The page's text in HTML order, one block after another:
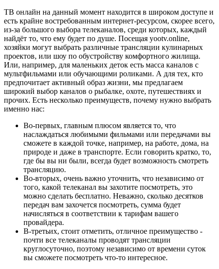
ТВ онлайн на данный момент находится в широком доступе и
есть крайне востребованным интернет-ресурсом, скорее всего,
из-за большого выбора телеканалов, среди которых, каждый
найдёт то, что ему будет по душе. Посещая yootv.online,
хозяйки могут выбрать различные трансляции кулинарных
проектов, или шоу по обустройству комфортного жилища.
Или, например, для маленьких деток есть масса каналов с
мультфильмами или обучающими роликами. А для тех, кто
предпочитает активный образ жизни, мы предлагаем
широкий выбор каналов о рыбалке, охоте, путешествиях и
прочих. Есть несколько преимуществ, почему нужно выбрать
именно нас:
Во-первых, главным плюсом является то, что
наслаждаться любимыми фильмами или передачами вы
сможете в каждой точке, например, на работе, дома, на
природе и даже в транспорте. Если говорить кратко, то,
где бы вы ни были, всегда будет возможность смотреть
трансляцию.
Во-вторых, очень важно уточнить, что независимо от
того, какой телеканал вы захотите посмотреть, это
можно сделать бесплатно. Неважно, сколько десятков
передач вам захочется посмотреть, сумма будет
начисляться в соответствии к тарифам вашего
провайдера.
В-третьих, стоит отметить, отличное преимущество -
почти все телеканалы проводят трансляции
круглосуточно, поэтому независимо от времени суток
вы сможете посмотреть что-то интересное.